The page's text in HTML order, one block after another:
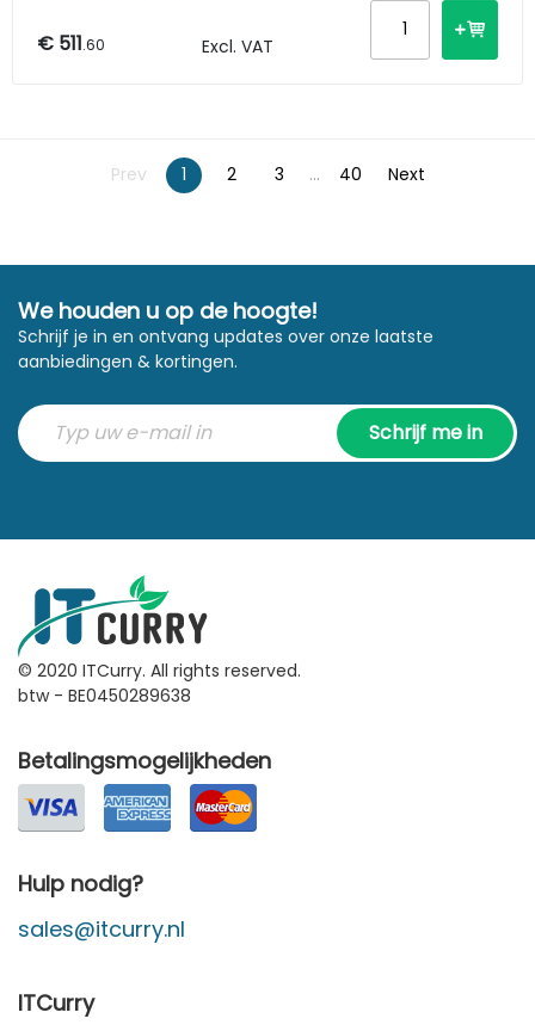
€ 511.60 Excl. VAT
Prev 1 2 3 ... 40 Next
We houden u op de hoogte!
Schrijf je in en ontvang updates over onze laatste
aanbiedingen & kortingen.
Schrijf me in
© 2020 ITCurry. All rights reserved.
btw - BE0450289638
Betalingsmogelijkheden
Hulp nodig?
sales@itcurry.nl
ITCurry